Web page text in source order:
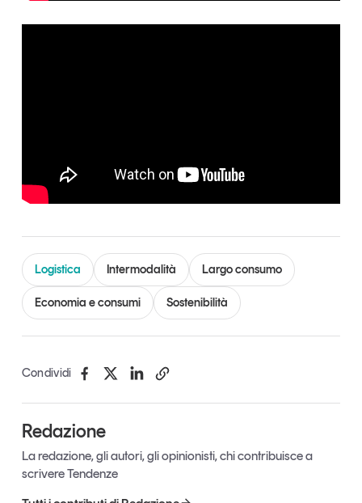
Logistica Intermodalità Largo consumo
Economia e consumi Sostenibilità
Condividi
Redazione
La redazione, gli autori, gli opinionisti, chi contribuisce a
scrivere Tendenze